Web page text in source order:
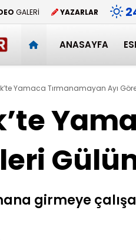
GALERİ YAZARLAR
ANASAYFA
Yamaca Tırmanamayan Ayı
girmeye